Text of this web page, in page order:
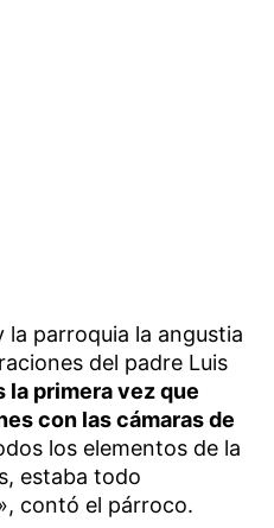
la parroquia la angustia
del padre Luis
la primera vez que
con las cámaras de
los elementos de la
estaba todo
contó el párroco.